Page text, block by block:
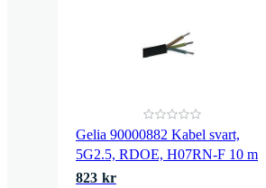
Gelia 90000882 Kabel svart,
5G2.5, RDOE, H07RN-F 10 m
823 kr